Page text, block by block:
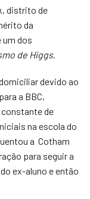
distrito de
da
um dos
de Higgs.
devido ao
a BBC,
de
na escola do
a Cotham
para seguir a
ex-aluno e então